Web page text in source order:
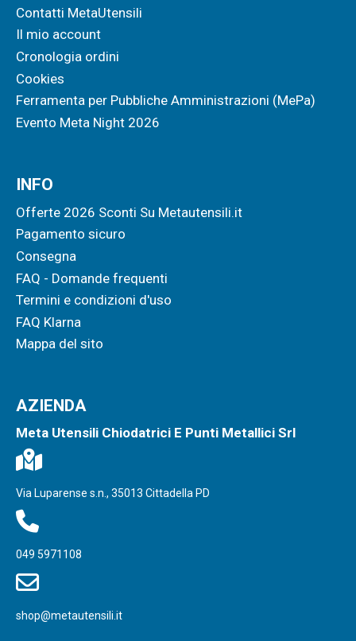
Contatti MetaUtensili
Il mio account
Cronologia ordini
Cookies
Ferramenta per Pubbliche Amministrazioni (MePa)
Evento Meta Night 2026
INFO
Offerte 2026 Sconti Su Metautensili.it
Pagamento sicuro
Consegna
FAQ - Domande frequenti
Termini e condizioni d'uso
FAQ Klarna
Mappa del sito
AZIENDA
Meta Utensili Chiodatrici E Punti Metallici Srl
Via Luparense s.n., 35013 Cittadella PD
049 5971108
shop@metautensili.it